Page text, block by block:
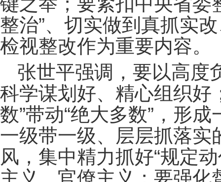
整治”、切实做到真抓实
检视整改作为重要内容。
张世平强调，要以高度
科学谋划好、精心组织好
数”带动“绝大多数”，形
一级带一级、层层抓落
风，集中精力抓好“规定
主义、官僚主义；要强